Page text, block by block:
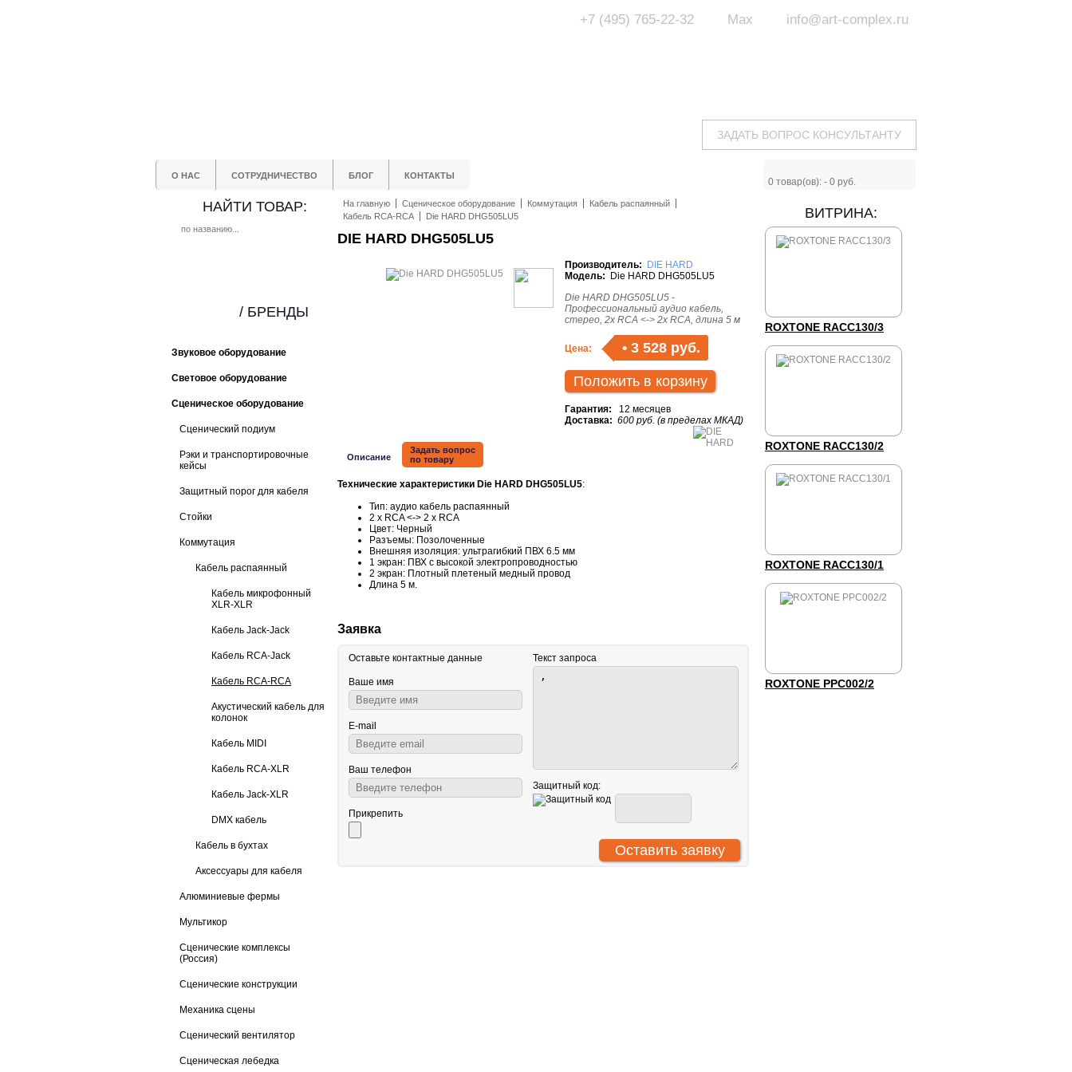
info@art-complex.ru
Max
+7 (495) 765-22-32
ЗАДАТЬ ВОПРОС КОНСУЛЬТАНТУ
О НАС СОТРУДНИЧЕСТВО БЛОГ КОНТАКТЫ
0 товар(ов): - 0 руб.
НАЙТИ ТОВАР:
Звуковое оборудование
Световое оборудование
Сценическое оборудование
Сценический подиум
Рэки и транспортировочные
кейсы
Защитный порог для кабеля
Стойки
Коммутация
Кабель распаянный
Кабель микрофонный
XLR-XLR
Кабель Jack-Jack
Кабель RCA-Jack
Кабель RCA-RCA
Акустический кабель для
колонок
Кабель MIDI
Кабель RCA-XLR
Кабель Jack-XLR
DMX кабель
Кабель в бухтах
Аксессуары для кабеля
Алюминиевые фермы
Мультикор
Сценические комплексы
(Россия)
Сценические конструкции
Механика сцены
Сценический вентилятор
Сценическая лебедка
/ БРЕНДЫ
На главную Сценическое оборудование Коммутация
Кабель распаянный
Кабель RCA-RCA
Die HARD DHG505LU5
DIE HARD DHG505LU5
Производитель:
DIE HARD
Модель: Die HARD DHG505LU5
Die HARD DHG505LU5 -
Профессиональный аудио кабель,
стерео, 2х RCA <-> 2х RCA, длина 5 м
Цена: • 3 528 руб.
Положить в корзину
Гарантия: 12 месяцев
Доставка: 600 руб. (в пределах МКАД)
Описание
Задать вопрос
по товару
Технические характеристики Die HARD DHG505LU5:
Тип: аудио кабель распаянный
2 х RCA <-> 2 х RCA
Цвет: Черный
Разъемы: Позолоченные
Внешняя изоляция: ультрагибкий ПВХ 6.5 мм
1 экран: ПВХ с высокой электропроводностью
2 экран: Плотный плетеный медный провод
Длина 5 м.
Заявка
Оставьте контактные данные
Ваше имя
E-mail
Ваш телефон
Прикрепить
Текст запроса
Защитный код:
ВИТРИНА:
ROXTONE RACC130/3
ROXTONE RACC130/2
ROXTONE RACC130/1
ROXTONE PPC002/2